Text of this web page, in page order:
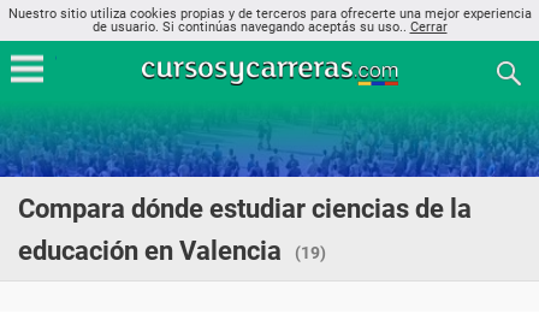
Nuestro sitio utiliza cookies propias y de terceros para ofrecerte una mejor experiencia
de usuario. Si continúas navegando aceptás su uso.. Cerrar
Compara dónde estudiar ciencias de la
educación en Valencia
(19)